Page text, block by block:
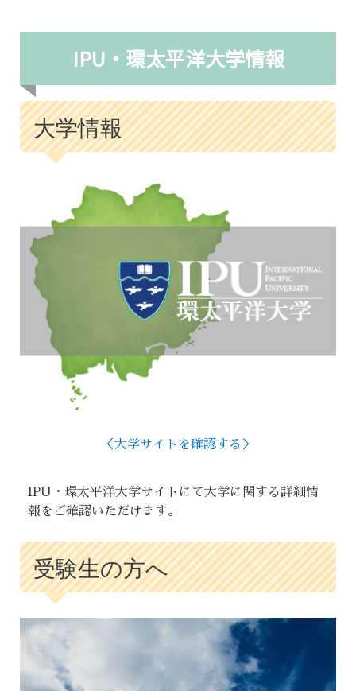
IPU・環太平洋大学情報
大学情報
＜大学サイトを確認する＞
IPU・環太平洋大学サイトにて大学に関する詳細情
報をご確認いただけます。
受験生の方へ